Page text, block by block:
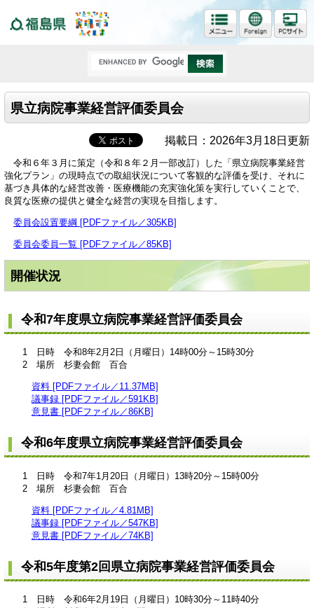
県立病院事業経営評価委員会
掲載日：2026年3月18日更新
令和６年３月に策定（令和８年２月一部改訂）した「県立病院事業経営
強化プラン」の現時点での取組状況について客観的な評価を受け、それに
基づき具体的な経営改善・医療機能の充実強化策を実行していくことで、
良質な医療の提供と健全な経営の実現を目指します。
委員会設置要綱 [PDFファイル／305KB]
委員会委員一覧 [PDFファイル／85KB]
開催状況​
令和7年度県立病院事業経営評価委員会
1 日時 令和8年2月2日（月曜日）14時00分～15時30分
2 場所 杉妻会館 百合
資料 [PDFファイル／11.37MB]
議事録 [PDFファイル／591KB]
意見書 [PDFファイル／86KB]
令和6年度県立病院事業経営評価委員会
1 日時 令和7年1月20日（月曜日）13時20分～15時00分
2 場所 杉妻会館 百合
資料 [PDFファイル／4.81MB]
議事録 [PDFファイル／547KB]
意見書 [PDFファイル／74KB]
令和5年度第2回県立病院事業経営評価委員会
1 日時 令和6年2月19日（月曜日）10時30分～11時40分